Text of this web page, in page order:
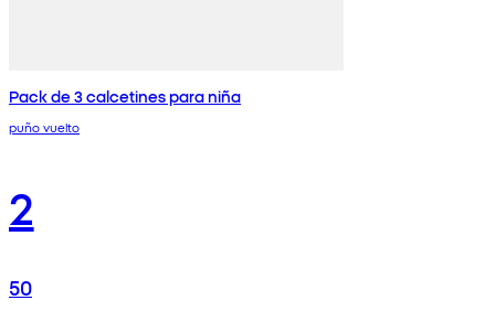
Pack de 3 calcetines para niña
puño vuelto
2
50